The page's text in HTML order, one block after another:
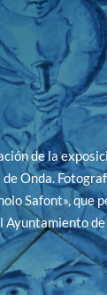
de la
Onda.
Safont», que